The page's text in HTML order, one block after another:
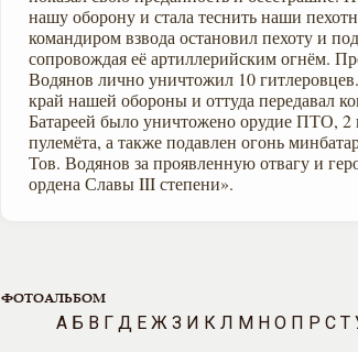
нашу оборону и стала теснить наши
командиром взвода остановил пехоту и
сопровождая её артиллерийским огнём.
Водянов лично уничтожил 10
край нашей обороны и оттуда передавал
Батареей было уничтожено орудие ПТО, 2
пулемёта, а также подавлен огонь
Тов. Водянов за проявленную отвагу и
ордена Славы III степени».
ФОТОАЛЬБОМ
А Б В Г Д Е Ж З И К Л М Н О П Р С Т